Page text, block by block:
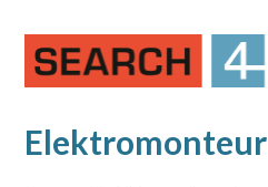
Elektromonteur
Job Alert
Naam